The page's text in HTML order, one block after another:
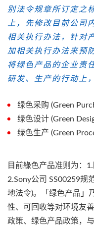
别法令规章所订定之
上，先修改目前公司
相关执行办法，针对
加相关执行办法来预
将绿色产品的企业责
研发、生产的行动上
绿色采购 (Green
绿色设计 (Green
绿色生产 (Green
目前綠色产品准则为：
2.Sony公司 SS00259规
地法令)。「绿色产品」
性、可回收等对环境友
政策、绿色产品政策，